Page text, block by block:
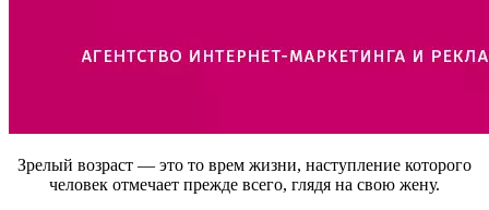
Зрелый возраст — это то врем жизни, наступление которого
человек отмечает прежде всего, глядя на свою жену.